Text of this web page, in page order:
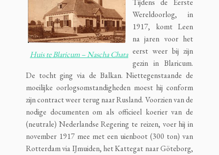
Huis te Blaricum – Nascha Chata
Tijdens de Eerste
Wereldoorlog, in
1917, komt Leen
na jaren voor het
eerst weer bij zijn
gezin in Blaricum.
De tocht ging via de Balkan. Niettegenstaande de
moeilijke oorlogsomstandigheden moest hij conform
zijn contract weer terug naar Rusland. Voorzien van de
nodige documenten om als officieel koerier van de
(neutrale) Nederlandse Regering te reizen, voer hij in
november 1917 mee met een uienboot (300 ton) van
Rotterdam via IJmuiden, het Kattegat naar Göteborg,